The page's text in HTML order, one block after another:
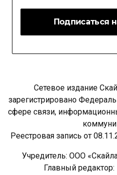
Сетевое издание
зарегистрировано
сфере связи,
Реестровая запись от
Учредитель: ООО
Главный